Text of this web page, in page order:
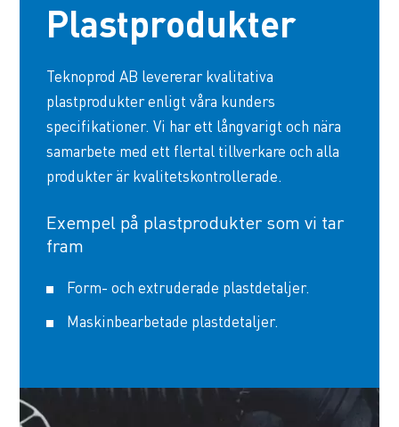
Plastprodukter
Teknoprod AB levererar kvalitativa
plastprodukter enligt våra kunders
specifikationer. Vi har ett långvarigt och nära
samarbete med ett flertal tillverkare och alla
produkter är kvalitetskontrollerade.
Exempel på plastprodukter som vi tar
fram
Form- och extruderade plastdetaljer.
Maskinbearbetade plastdetaljer.